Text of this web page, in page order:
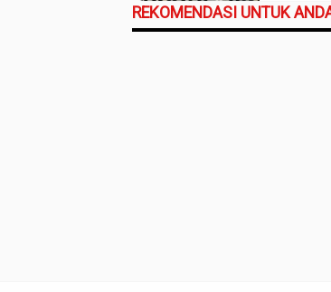
REKOMENDASI UNTUK